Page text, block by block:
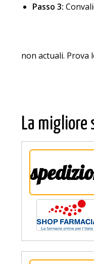
Passo 3:
non actuali. Prova
La migliore